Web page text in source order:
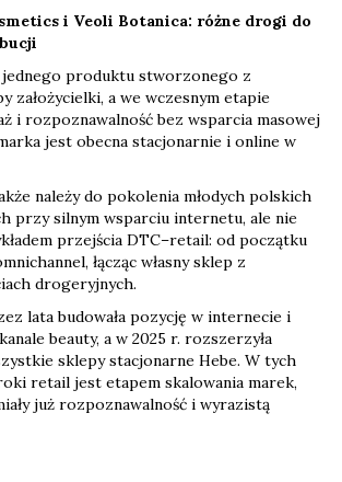
i Veoli Botanica: różne drogi do
jednego produktu stworzonego z
założycielki, a we wczesnym etapie
i rozpoznawalność bez wsparcia masowej
jest obecna stacjonarnie i online w
należy do pokolenia młodych polskich
przy silnym wsparciu internetu, ale nie
przejścia DTC–retail: od początku
łącząc własny sklep z
drogeryjnych.
lata budowała pozycję w internecie i
beauty, a w 2025 r. rozszerzyła
sklepy stacjonarne Hebe. W tych
retail jest etapem skalowania marek,
już rozpoznawalność i wyrazistą